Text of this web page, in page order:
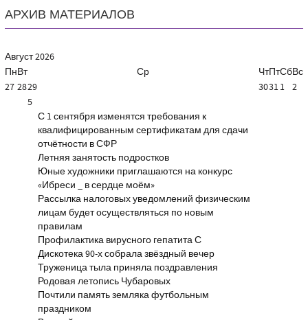
АРХИВ МАТЕРИАЛОВ
Август2026
ПнВт Ср ЧтПтСбВс
27 2829 30311 2
5
С 1 сентября изменятся требования к
квалифицированным сертификатам для сдачи
отчётности в СФР
Летняя занятость подростков
Юные художники приглашаются на конкурс
«Ибреси _ в сердце моём»
Рассылка налоговых уведомлений физическим
лицам будет осуществляться по новым
правилам
Профилактика вирусного гепатита С
Дискотека 90-х собрала звёздный вечер
Труженица тыла приняла поздравления
Родовая летопись Чубаровых
Почтили память земляка футбольным
праздником